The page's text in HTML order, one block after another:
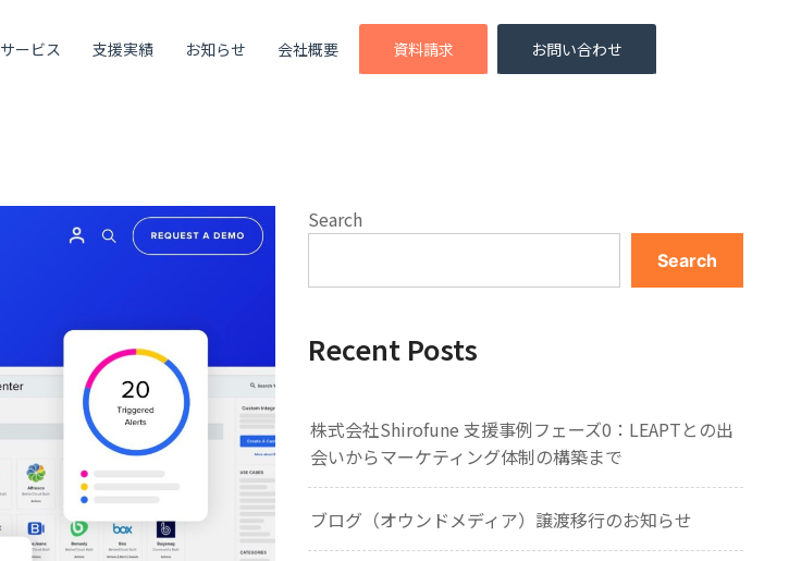
サービス 支援実績 お知らせ 会社概要 資料請求 お問い合わせ
Search
Search
Recent Posts
株式会社Shirofune 支援事例フェーズ0：LEAPTとの出
会いからマーケティング体制の構築まで
ブログ（オウンドメディア）譲渡移行のお知らせ